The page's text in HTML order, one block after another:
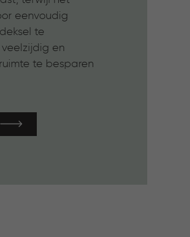
eenvoudig
te
veelzijdig en
te besparen